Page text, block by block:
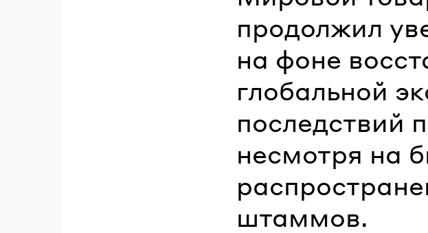
продолжил
на фоне
глобальной
последствий
несмотря на
штаммов.